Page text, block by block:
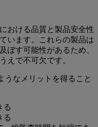
おける品質と製品安全性
います。これらの製品は
ぼす可能性があるため、
えで不可欠です。
うなメリットを得ること
る
る